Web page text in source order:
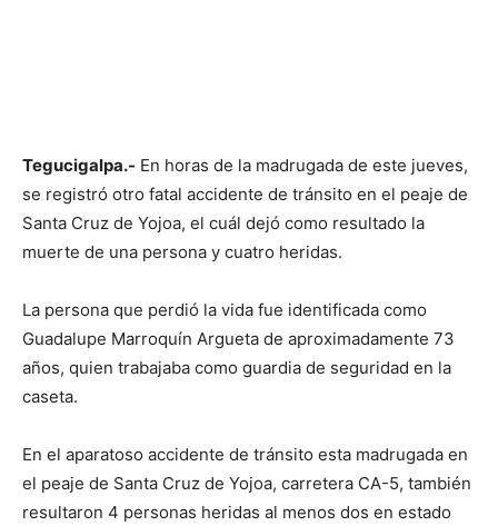
Tegucigalpa.- En horas de la madrugada de este jueves,
se registró otro fatal accidente de tránsito en el peaje de
Santa Cruz de Yojoa, el cuál dejó como resultado la
muerte de una persona y cuatro heridas.
La persona que perdió la vida fue identificada como
Guadalupe Marroquín Argueta de aproximadamente 73
años, quien trabajaba como guardia de seguridad en la
caseta.
En el aparatoso accidente de tránsito esta madrugada en
el peaje de Santa Cruz de Yojoa, carretera CA-5, también
resultaron 4 personas heridas al menos dos en estado